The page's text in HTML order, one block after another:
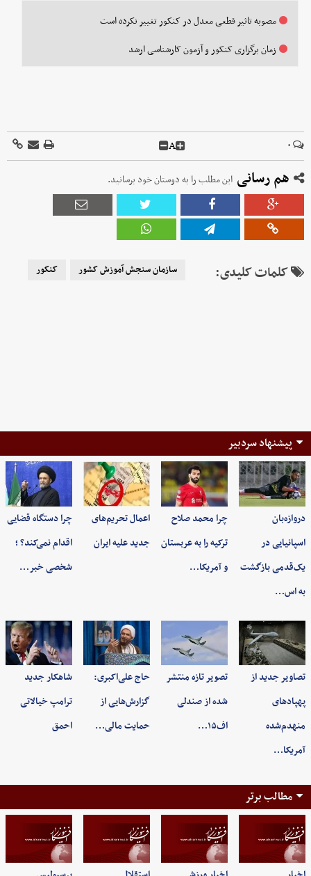
مصوبه تاثیر قطعی معدل در کنکور تغییر نکرده است
زمان برگزاری کنکور و آزمون کارشناسی ارشد
۰ A
هم رسانی این مطلب را به دوستان خود برسانید.
کلمات کلیدی: سازمان سنجش آموزش کشور کنکور
پیشنهاد سردبیر
دروازه‌بان
اسپانیایی در
یک‌قدمی بازگشت
به اس…
چرا محمد صلاح
ترکیه را به عربستان
و آمریکا…
اعمال تحریم‌های
جدید علیه ایران
چرا دستگاه قضایی
اقدام نمی‌کند؟ ؛
شخصی خبر…
تصاویر جدید از
پهپادهای
منهدم‌شده
آمریکا…
تصویر تازه منتشر
شده از صندلی
اف۱۵…
حاج علی‌اکبری:
گزارش‌هایی از
حمایت مالی…
شاهکار جدید
ترامپ خیالاتی
احمق
مطالب برتر